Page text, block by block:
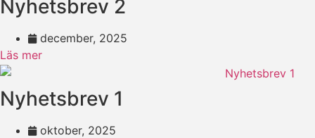
Nyhetsbrev 2
december, 2025
Läs mer
Nyhetsbrev 1
oktober, 2025